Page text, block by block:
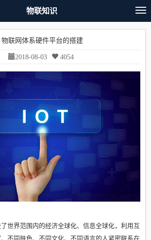
物联知识
物联网体系硬件平台的搭建
2018-08-03 4054
界范围内的经济全球化、信息全球化，利用互
不同肤色、不同文化、不同语言的人紧密联系在